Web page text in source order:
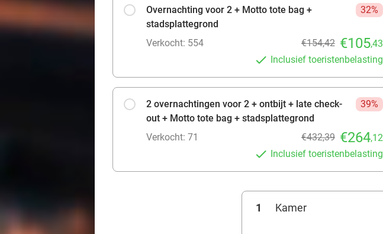
Overnachting voor 2 + Motto tote bag +
stadsplattegrond
32%
Verkocht: 554 €154,42 €105,43
Inclusief toeristenbelasting
2 overnachtingen voor 2 + ontbijt + late check-
out + Motto tote bag + stadsplattegrond
39%
Verkocht: 71 €432,39 €264,12
Inclusief toeristenbelasting
1 Kamer